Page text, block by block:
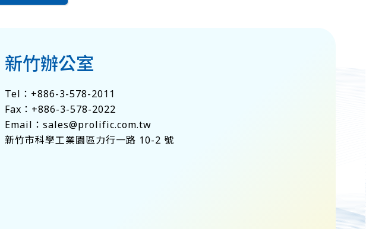
新竹辦公室
Tel： +886-3-578-2011
Fax：+886-3-578-2022
Email： sales@prolific.com.tw
新竹市科學工業園區力行一路 10-2 號